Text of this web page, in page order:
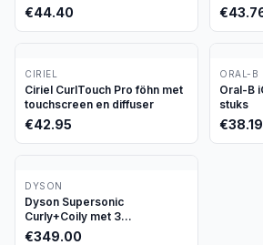
€44.40 €
CIRIEL
Ciriel CurlTouch Pro föhn met
touchscreen en diffuser
€42.95
ORAL-B
Oral-B
stuks
€38.19
DYSON
Dyson Supersonic
Curly+Coily met 3
opzetstukken
€349.00